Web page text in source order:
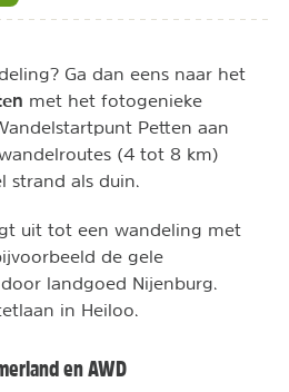
Ga dan eens naar het
met het fotogenieke
Petten aan
(4 tot 8 km)
strand als duin.
uit tot een wandeling met
de gele
landgoed Nijenburg.
in Heiloo.
en AWD